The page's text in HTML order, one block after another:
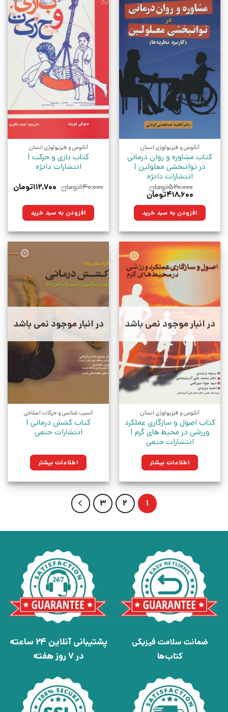
آناتومی و فیزیولوژی انسان
کتاب مشاوره و روان درمانی
در توانبخشی معلولین |
انتشارات دانژه
۵۲۰,۰۰۰تومان
قیمت
۵۲۰,۰۰۰تومان
بود.
۴۱۸,۶۰۰تومان
۴۱۸,۶۰۰تومان.افزودن به سبد خرید
آناتومی و فیزیولوژی انسان
کتاب بازی و حرکت |
انتشارات دانژه
۱۴۰,۰۰۰تومان قیمت
بود.
۱۱۲,۷۰۰تومان
افزودن به سبد خرید
در انبار موجود نمی باشد
آناتومی و فیزیولوژی انسان
کتاب اصول و سازگاری عملکرد
ورزشی در محیط های گرم |
انتشارات حتمی
اطلاعات بیشتر
در انبار موجود نمی باشد
آسیب شناسی و حرکات اصلاحی
کتاب کشش درمانی |
انتشارات حتمی
اطلاعات بیشتر
1
2
3
ضمانت سلامت فیزیکی
کتاب‌ها
پشتیبانی آنلاین 24 ساعته
در 7 روز هفته